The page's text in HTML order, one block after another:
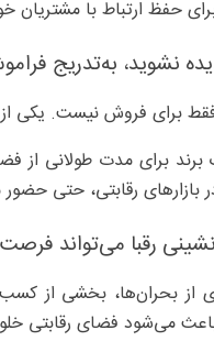
حفظ ارتباط با مشتریان
برای فروش نیست. یکی
برای مدت طولانی از
بازارهای رقابتی، حتی
از بحران‌ها، بخشی از
می‌شود فضای رقابتی